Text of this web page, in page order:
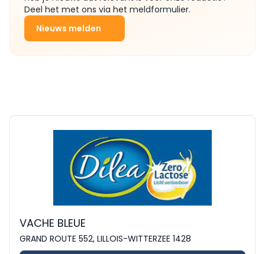
Deel het met ons via het meldformulier.
Nieuws melden
VACHE BLEUE
GRAND ROUTE 552, LILLOIS-WITTERZEE 1428